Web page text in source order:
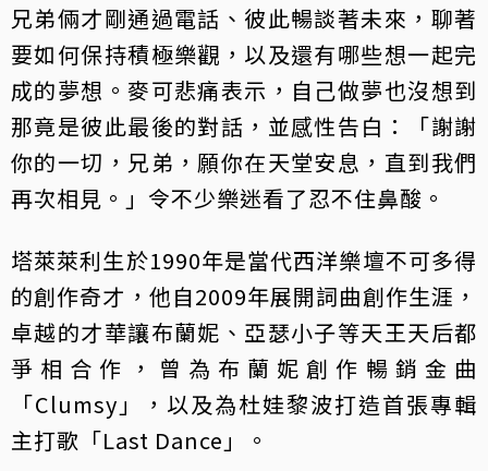
兄弟倆才剛通過電話、彼此暢談著未來，聊著
要如何保持積極樂觀，以及還有哪些想一起完
成的夢想。麥可悲痛表示，自己做夢也沒想到
那竟是彼此最後的對話，並感性告白：「謝謝
你的一切，兄弟，願你在天堂安息，直到我們
再次相見。」令不少樂迷看了忍不住鼻酸。
塔萊萊利生於1990年是當代西洋樂壇不可多得
的創作奇才，他自2009年展開詞曲創作生涯，
卓越的才華讓布蘭妮、亞瑟小子等天王天后都
爭相合作，曾為布蘭妮創作暢銷金曲
「Clumsy」，以及為杜娃黎波打造首張專輯
主打歌「Last Dance」。